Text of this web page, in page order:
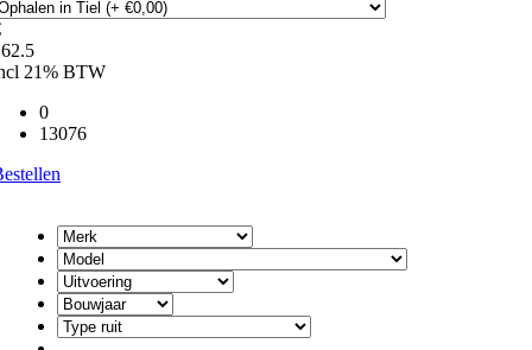
21% BTW
0
13076